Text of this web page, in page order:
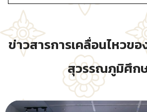
ข่าวสารการเคลื่อนไหวข
สุวรรณภูมิศึก